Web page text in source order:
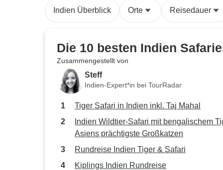
Indien Überblick Orte Reisedauer
Die 10 besten Indien
Zusammengestellt von
Steff
Indien-Expert*in bei TourRadar
Tiger Safari in Indien inkl. Taj Mahal
Indien Wildtier-Safari mit bengalischem
Asiens prächtigste Großkatzen
Rundreise Indien Tiger & Safari
Kiplings Indien Rundreise